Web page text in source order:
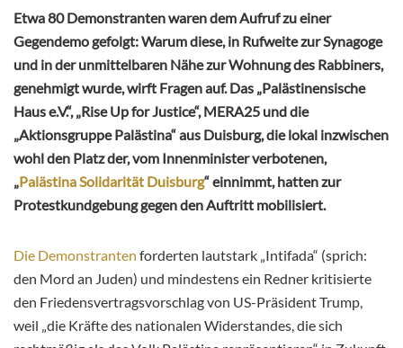
Etwa 80 Demonstranten waren dem Aufruf zu einer
Gegendemo gefolgt: Warum diese, in Rufweite zur Synagoge
und in der unmittelbaren Nähe zur Wohnung des Rabbiners,
genehmigt wurde, wirft Fragen auf. Das „Palästinensische
Haus e.V.“, „Rise Up for Justice“, MERA25 und die
„Aktionsgruppe Palästina“ aus Duisburg, die lokal inzwischen
wohl den Platz der, vom Innenminister verbotenen,
„Palästina Solidarität Duisburg“ einnimmt, hatten zur
Protestkundgebung gegen den Auftritt mobilisiert.
Die Demonstranten forderten lautstark „Intifada“ (sprich:
den Mord an Juden) und mindestens ein Redner kritisierte
den Friedensvertragsvorschlag von US-Präsident Trump,
weil „die Kräfte des nationalen Widerstandes, die sich